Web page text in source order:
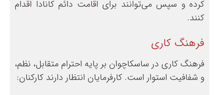
کرده و سپس می‌توانند برای اقامت دائم کانادا اقدام
کنند.
فرهنگ کاری
فرهنگ کاری در ساسکاچوان بر پایه احترام متقابل، نظم،
و شفافیت استوار است. کارفرمایان انتظار دارند کارکنان: